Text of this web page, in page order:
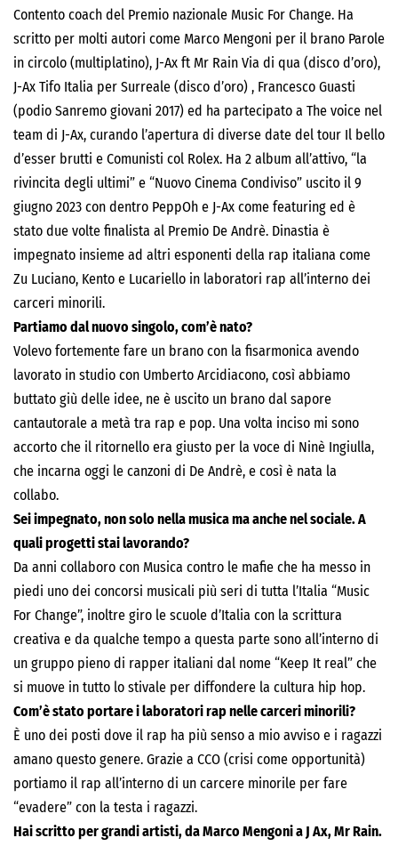
Contento coach del Premio nazionale Music For Change. Ha
scritto per molti autori come Marco Mengoni per il brano Parole
in circolo (multiplatino), J-Ax ft Mr Rain Via di qua (disco d’oro),
J-Ax Tifo Italia per Surreale (disco d’oro) , Francesco Guasti
(podio Sanremo giovani 2017) ed ha partecipato a The voice nel
team di J-Ax, curando l’apertura di diverse date del tour Il bello
d’esser brutti e Comunisti col Rolex. Ha 2 album all’attivo, “la
rivincita degli ultimi” e “Nuovo Cinema Condiviso” uscito il 9
giugno 2023 con dentro PeppOh e J-Ax come featuring ed è
stato due volte finalista al Premio De Andrè. Dinastia è
impegnato insieme ad altri esponenti della rap italiana come
Zu Luciano, Kento e Lucariello in laboratori rap all’interno dei
carceri minorili.
Partiamo dal nuovo singolo, com’è nato?
Volevo fortemente fare un brano con la fisarmonica avendo
lavorato in studio con Umberto Arcidiacono, così abbiamo
buttato giù delle idee, ne è uscito un brano dal sapore
cantautorale a metà tra rap e pop. Una volta inciso mi sono
accorto che il ritornello era giusto per la voce di Ninè Ingiulla,
che incarna oggi le canzoni di De Andrè, e così è nata la
collabo.
Sei impegnato, non solo nella musica ma anche nel sociale. A
quali progetti stai lavorando?
Da anni collaboro con Musica contro le mafie che ha messo in
piedi uno dei concorsi musicali più seri di tutta l’Italia “Music
For Change”, inoltre giro le scuole d’Italia con la scrittura
creativa e da qualche tempo a questa parte sono all’interno di
un gruppo pieno di rapper italiani dal nome “Keep It real” che
si muove in tutto lo stivale per diffondere la cultura hip hop.
Com’è stato portare i laboratori rap nelle carceri minorili?
È uno dei posti dove il rap ha più senso a mio avviso e i ragazzi
amano questo genere. Grazie a CCO (crisi come opportunità)
portiamo il rap all’interno di un carcere minorile per fare
“evadere” con la testa i ragazzi.
Hai scritto per grandi artisti, da Marco Mengoni a J Ax, Mr Rain.